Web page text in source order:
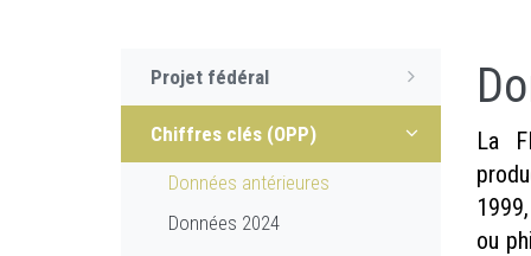
Projet fédéral
Chiffres clés (OPP)
Données antérieures
Données 2024
La
ou